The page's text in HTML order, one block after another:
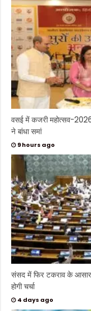
वसई में कजरी महोत्सव-
ने बांधा समां
9 hours ago
संसद में फिर टकराव के आसार,
होगी चर्चा
4 days ago